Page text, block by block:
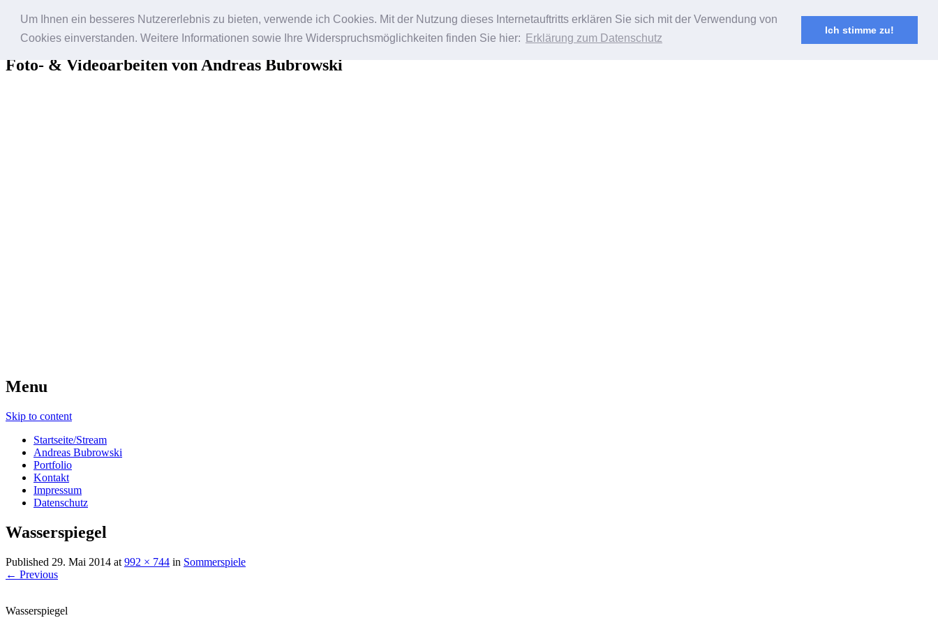
Um Ihnen ein besseres Nutzererlebnis zu bieten, verwende ich Cookies. Mit der Nutzung dieses Internetauftritts erklären Sie sich mit der Verwendung von
Cookies einverstanden. Weitere Informationen sowie Ihre Widerspruchsmöglichkeiten finden Sie hier:
Erklärung zum Datenschutz
Ich stimme zu!
Bildfantasien
Foto- & Videoarbeiten von Andreas Bubrowski
Menu
Skip to content
Startseite/Stream
Andreas Bubrowski
Portfolio
Kontakt
Impressum
Datenschutz
Wasserspiegel
Published 29. Mai 2014 at 992 × 744 in Sommerspiele
← Previous
Wasserspiegel